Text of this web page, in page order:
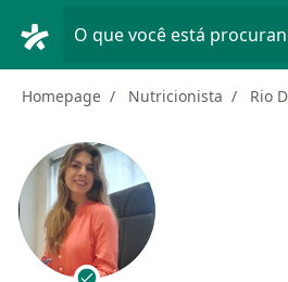
O que você está
Homepage Nutricionista Rio